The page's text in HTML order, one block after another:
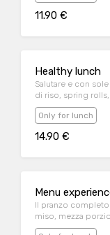
11.90 €
Healthy lunch
Salutare e con
di riso, spring
avocado e sesamo
Only for lunch
14.90 €
Menu
Il pranzo
miso, mezza
nigiri, gelato al the